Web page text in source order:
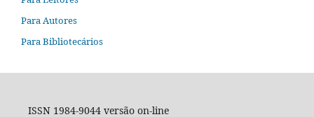
Para Autores
Para Bibliotecários
ISSN 1984-9044 versão on-line